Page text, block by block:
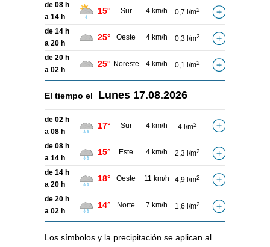
de 08 h
a 14 h
15° Sur 4 km/h 0,7 l/m2
de 14 h
a 20 h
25° Oeste 4 km/h 0,3 l/m2
de 20 h
a 02 h
25° Noreste 4 km/h 0,1 l/m2
El tiempo el Lunes 17.08.2026
de 02 h
a 08 h
17° Sur 4 km/h 4 l/m2
de 08 h
a 14 h
15° Este 4 km/h 2,3 l/m2
de 14 h
a 20 h
18° Oeste 11 km/h 4,9 l/m2
de 20 h
a 02 h
14° Norte 7 km/h 1,6 l/m2
Los símbolos y la precipitación se aplican al